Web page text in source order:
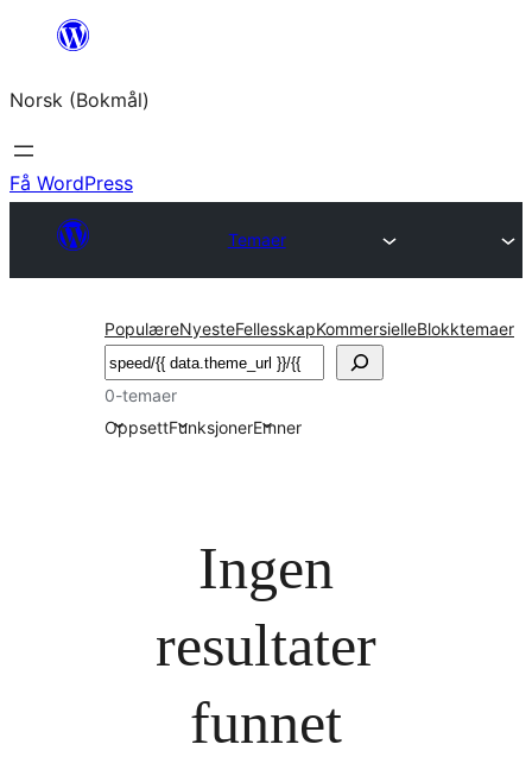
Hopp
innhold
Norsk (Bokmål)
Få WordPress
Temaer
PopulæreNyesteFellesskapKommersielleBlokktemaer
Søk
0-temaer
OppsettFunksjonerEmner
Ingen
resultater
funnet